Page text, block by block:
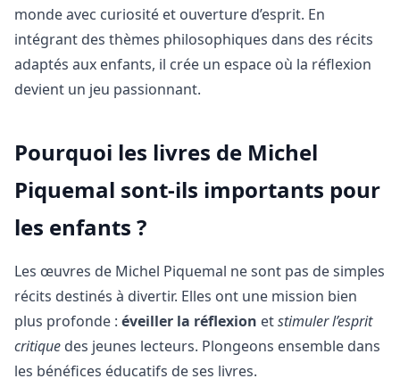
monde avec curiosité et ouverture d’esprit. En
intégrant des thèmes philosophiques dans des récits
adaptés aux enfants, il crée un espace où la réflexion
devient un jeu passionnant.
Pourquoi les livres de Michel
Piquemal sont-ils importants pour
les enfants ?
Les œuvres de Michel Piquemal ne sont pas de simples
récits destinés à divertir. Elles ont une mission bien
plus profonde : éveiller la réflexion etstimuler l’esprit
critique des jeunes lecteurs. Plongeons ensemble dans
les bénéfices éducatifs de ses livres.